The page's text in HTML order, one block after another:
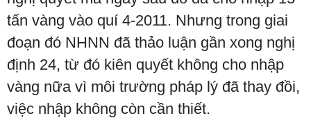
tấn vàng vào quí 4-2011. Nhưng trong giai
đoạn đó NHNN đã thảo luận gần xong nghị
định 24, từ đó kiên quyết không cho nhập
vàng nữa vì môi trường pháp lý đã thay đồi,
việc nhập không còn cần thiết.